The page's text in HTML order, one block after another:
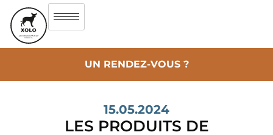
UN RENDEZ-VOUS ?
15.05.2024
LES PRODUITS DE